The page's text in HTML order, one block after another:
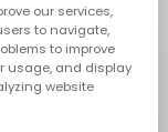
our services,
to navigate,
to improve
usage, and display
website